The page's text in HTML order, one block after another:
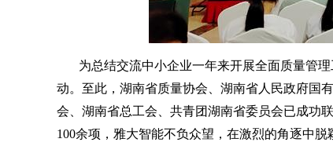
为总结交流中小企业一年来开展全面质量管
动。至此，湖南省质量协会、湖南省人民政府国
会、湖南省总工会、共青团湖南省委员会已成功
100余项，雅大智能不负众望，在激烈的角逐中